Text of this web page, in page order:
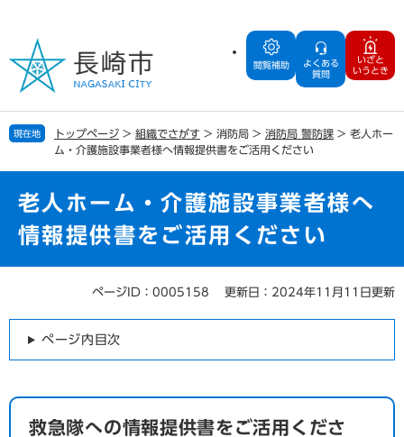
の
で
す
ー
ば
し
閲覧補助
よくある
質問
いざと
いうとき
現在地 トップページ > 組織でさがす > 消防局 > 消防局 警防課 > 老人ホー
ム・介護施設事業者様へ情報提供書をご活用ください
老人ホーム・介護施設事業者様へ
情報提供書をご活用ください
ページID：0005158 更新日：2024年11月11日更新
ページ内目次
救急隊への情報提供書をご活用くださ